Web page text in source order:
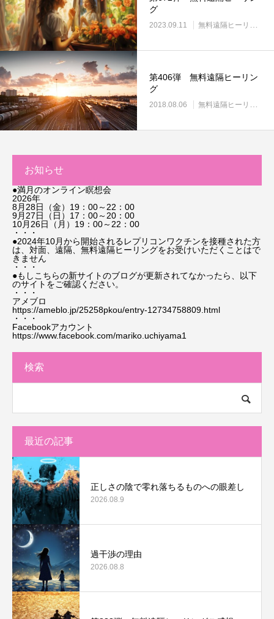
グ
2023.09.11 無料遠隔ヒーリング
第406弾 無料遠隔ヒーリン
グ
2018.08.06 無料遠隔ヒーリング
お知らせ
●満月のオンライン瞑想会
2026年
8月28日（金）19：00～22：00
9月27日（日）17：00～20：00
10月26日（月）19：00～22：00
・・・
●2024年10月から開始されるレプリコンワクチンを接種された方
は、対面、遠隔、無料遠隔ヒーリングをお受けいただくことはで
きません
・・・
●もしこちらの新サイトのブログが更新されてなかったら、以下
のサイトをご確認ください。
・・・
アメブロ
https://ameblo.jp/25258pkou/entry-12734758809.html
・・・
Facebookアカウント
https://www.facebook.com/mariko.uchiyama1
検索
最近の記事
正しさの陰で零れ落ちるものへの眼差し
2026.08.9
過干渉の理由
2026.08.8